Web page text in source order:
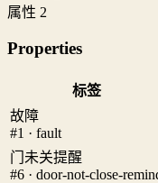
属性 2
Properties
标签
故障
#1 · fault
门未关提醒
#6 · door-not-close-